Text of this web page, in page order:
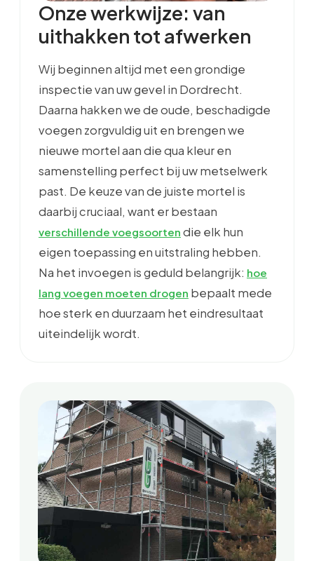
Onze werkwijze: van
uithakken tot afwerken
Wij beginnen altijd met een grondige
inspectie van uw gevel in Dordrecht.
Daarna hakken we de oude, beschadigde
voegen zorgvuldig uit en brengen we
nieuwe mortel aan die qua kleur en
samenstelling perfect bij uw metselwerk
past. De keuze van de juiste mortel is
daarbij cruciaal, want er bestaan
verschillende voegsoorten die elk hun
eigen toepassing en uitstraling hebben.
Na het invoegen is geduld belangrijk: hoe
lang voegen moeten drogen bepaalt mede
hoe sterk en duurzaam het eindresultaat
uiteindelijk wordt.